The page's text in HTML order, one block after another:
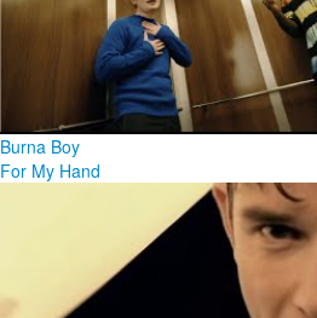
Burna Boy
For My Hand